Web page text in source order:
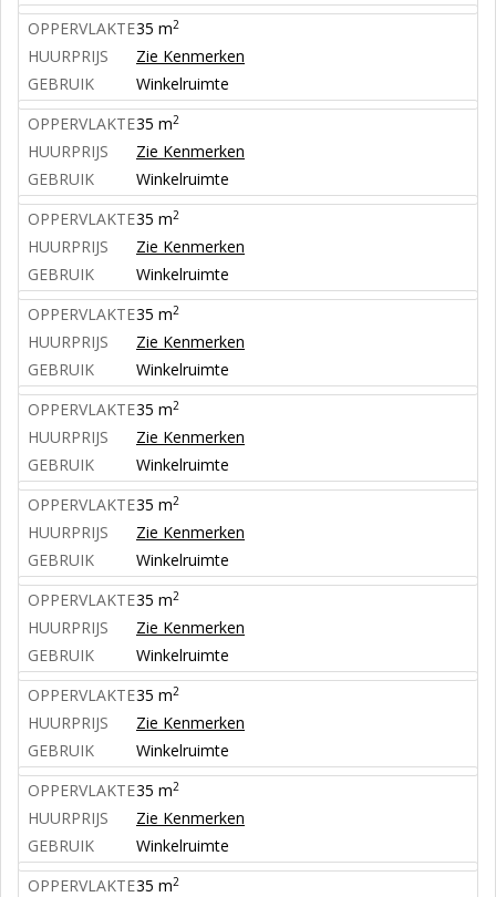
OPPERVLAKTE35 m2
HUURPRIJS
Zie Kenmerken
GEBRUIK
Winkelruimte
OPPERVLAKTE35 m2
HUURPRIJS
Zie Kenmerken
GEBRUIK
Winkelruimte
OPPERVLAKTE35 m2
HUURPRIJS
Zie Kenmerken
GEBRUIK
Winkelruimte
OPPERVLAKTE35 m2
HUURPRIJS
Zie Kenmerken
GEBRUIK
Winkelruimte
OPPERVLAKTE35 m2
HUURPRIJS
Zie Kenmerken
GEBRUIK
Winkelruimte
OPPERVLAKTE35 m2
HUURPRIJS
Zie Kenmerken
GEBRUIK
Winkelruimte
OPPERVLAKTE35 m2
HUURPRIJS
Zie Kenmerken
GEBRUIK
Winkelruimte
OPPERVLAKTE35 m2
HUURPRIJS
Zie Kenmerken
GEBRUIK
Winkelruimte
OPPERVLAKTE35 m2
HUURPRIJS
Zie Kenmerken
GEBRUIK
Winkelruimte
OPPERVLAKTE35 m2